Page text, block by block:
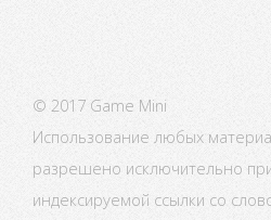
© 2017 Game Mini
Использование любых
разрешено исключительно
индексируемой ссылки со